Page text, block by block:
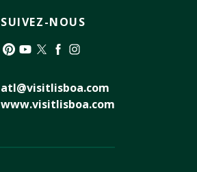
SUIVEZ-NOUS
atl@visitlisboa.com
www.visitlisboa.com